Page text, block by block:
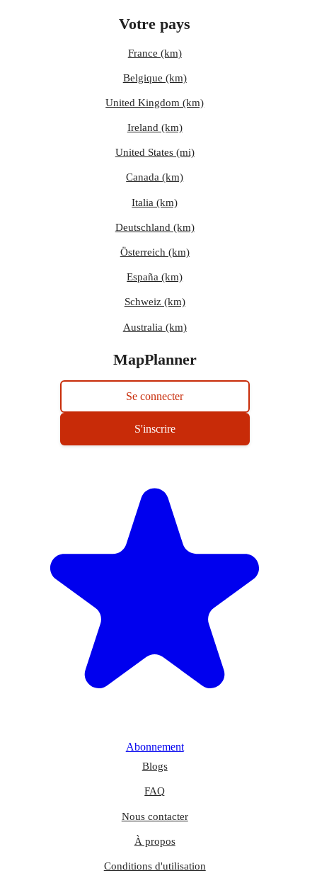
Votre pays
France (km)
Belgique (km)
United Kingdom (km)
Ireland (km)
United States (mi)
Canada (km)
Italia (km)
Deutschland (km)
Österreich (km)
España (km)
Schweiz (km)
Australia (km)
MapPlanner
Se connecter
S'inscrire
Abonnement
Blogs
FAQ
Nous contacter
À propos
Conditions d'utilisation